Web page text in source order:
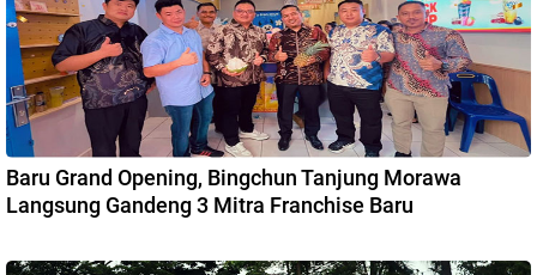
Baru Grand Opening, Bingchun Tanjung Morawa
Langsung Gandeng 3 Mitra Franchise Baru